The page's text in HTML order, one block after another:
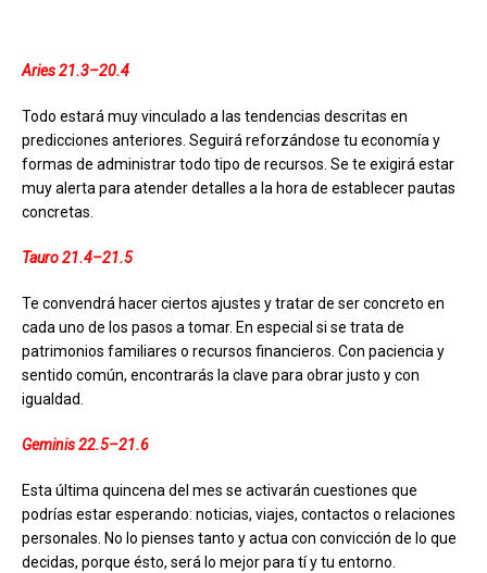
Aries 21.3–20.4
Todo estará muy vinculado a las tendencias descritas en
predicciones anteriores. Seguirá reforzándose tu economía y
formas de administrar todo tipo de recursos. Se te exigirá estar
muy alerta para atender detalles a la hora de establecer pautas
concretas.
Tauro 21.4–21.5
Te convendrá hacer ciertos ajustes y tratar de ser concreto en
cada uno de los pasos a tomar. En especial si se trata de
patrimonios familiares o recursos financieros. Con paciencia y
sentido común, encontrarás la clave para obrar justo y con
igualdad.
Geminis 22.5–21.6
Esta última quincena del mes se activarán cuestiones que
podrías estar esperando: noticias, viajes, contactos o relaciones
personales. No lo pienses tanto y actua con convicción de lo que
decidas, porque ésto, será lo mejor para tí y tu entorno.